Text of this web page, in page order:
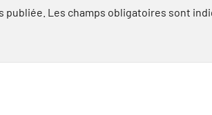
publiée. Les champs obligatoires sont